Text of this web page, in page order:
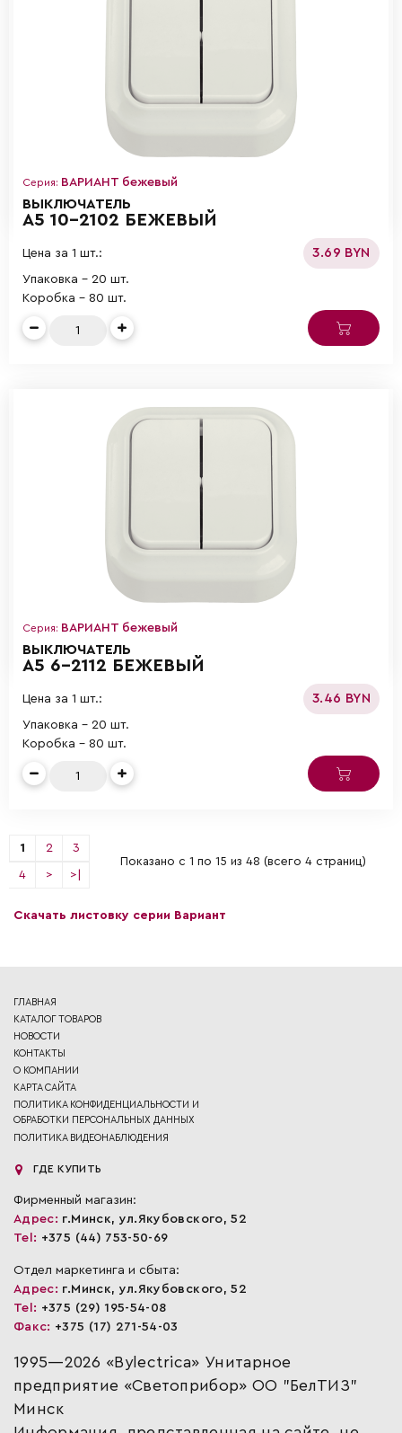
Серия: ВАРИАНТ бежевый
ВЫКЛЮЧАТЕЛЬ
А5 10-2102 БЕЖЕВЫЙ
Цена за 1 шт.: 3.69 BYN
Упаковка - 20 шт.
Коробка - 80 шт.
Серия: ВАРИАНТ бежевый
ВЫКЛЮЧАТЕЛЬ
А5 6-2112 БЕЖЕВЫЙ
Цена за 1 шт.: 3.46 BYN
Упаковка - 20 шт.
Коробка - 80 шт.
1 2 3
4 > >|
Показано с 1 по 15 из 48 (всего 4 страниц)
Скачать листовку серии Вариант
ГЛАВНАЯ
КАТАЛОГ ТОВАРОВ
НОВОСТИ
КОНТАКТЫ
О КОМПАНИИ
КАРТА САЙТА
ПОЛИТИКА КОНФИДЕНЦИАЛЬНОСТИ И
ОБРАБОТКИ ПЕРСОНАЛЬНЫХ ДАННЫХ
ПОЛИТИКА ВИДЕОНАБЛЮДЕНИЯ
ГДЕ КУПИТЬ
Фирменный магазин:
Адрес: г.Минск, ул.Якубовского, 52
Tel: +375 (44) 753-50-69
Отдел маркетинга и сбыта:
Адрес: г.Минск, ул.Якубовского, 52
Tel: +375 (29) 195-54-08
Факс: +375 (17) 271-54-03
1995—2026 «Bylectrica» Унитарное
предприятие «Светоприбор» ОО "БелТИЗ"
Минск